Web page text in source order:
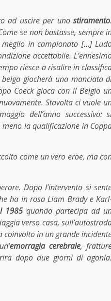
ad uscire per unostiramento.
se non bastasse, sempre
in campionato […]
accettabile.
riesce a risalire in
giocherà una manciata
Coeck gioca con il Belgio
Stavolta ci vuole
dell’anno successivo:
la qualificazione in
come un vero eroe, ma
Dopo l’intervento si
ha in rosa Liam Brady e
1985quando partecipa ad
verso casa,
coinvolto in un grande
emorragia cerebrale,
dopo due giorni di agonia.